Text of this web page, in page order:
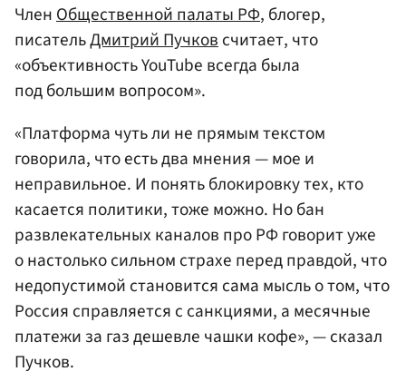
ЧленОбщественной палатыРФ, блогер,
писательДмитрий Пучковсчитает, что
«объективность YouTube всегда была
под большим вопросом».
«Платформа чуть ли не прямым текстом
говорила, что есть два мнения — мое и
неправильное. И понять блокировку тех, кто
касается политики, тоже можно. Но бан
развлекательных каналов про РФ говорит уже
о настолько сильном страхе перед правдой, что
недопустимой становится сама мысль о том, что
Россия справляется с санкциями, а месячные
платежи за газ дешевле чашки кофе», — сказал
Пучков.